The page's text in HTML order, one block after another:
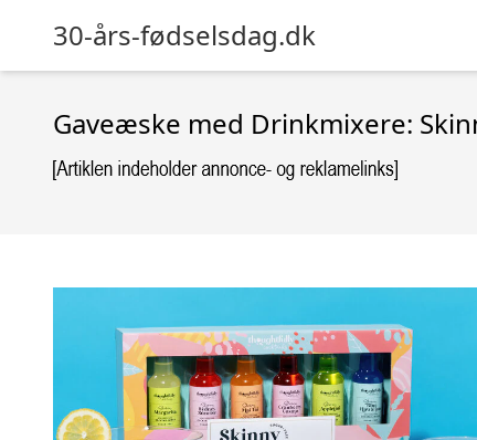
30-års-fødselsdag.dk
Gaveæske med Drinkmixere: